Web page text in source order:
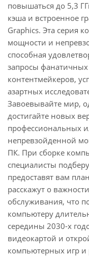
повышаться до 5,3
кэша и встроенное
Graphics. Эта серия
мощности и
способная
запросы
контентмейкеров,
азартных
Завоевывайте мир,
достигайте новых
профессиональных
непревзойденной
ПК. При сборке
специалисты
предоставят вам
расскажут о
обслуживания, что
компьютеру
середины 2030-х
видеокартой и
компьютерных игр